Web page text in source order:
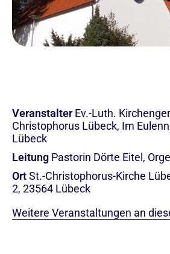
Veranstalter Ev.-Luth.
Christophorus Lübeck, Im
Lübeck
Leitung Pastorin Dörte Eitel,
OrtSt.-Christophorus-Kirche
2, 23564 Lübeck
Weitere Veranstaltungen an